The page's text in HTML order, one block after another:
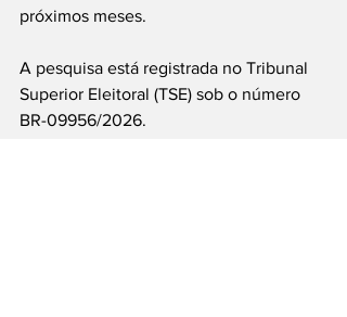
próximos meses.
A pesquisa está registrada no Tribunal
Superior Eleitoral (TSE) sob o número
BR-09956/2026.